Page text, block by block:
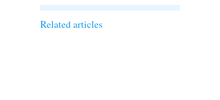
Related articles